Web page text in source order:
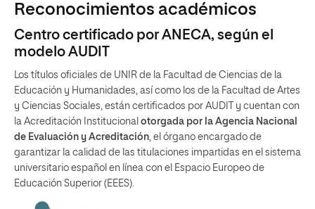
Reconocimientos académicos
Centro certificado por ANECA, según el
modelo AUDIT
Los títulos oficiales de UNIR de la Facultad de Ciencias de la
Educación y Humanidades, así como los de la Facultad de Artes
y Ciencias Sociales, están certificados por AUDIT y cuentan con
la Acreditación Institucional otorgada por la Agencia Nacional
de Evaluación y Acreditación , el órgano encargado de
garantizar la calidad de las titulaciones impartidas en el sistema
universitario español en línea con el Espacio Europeo de
Educación Superior (EEES).